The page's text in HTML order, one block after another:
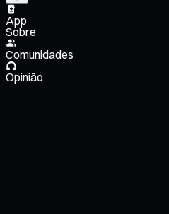
App
Sobre
Comunidades
Opinião